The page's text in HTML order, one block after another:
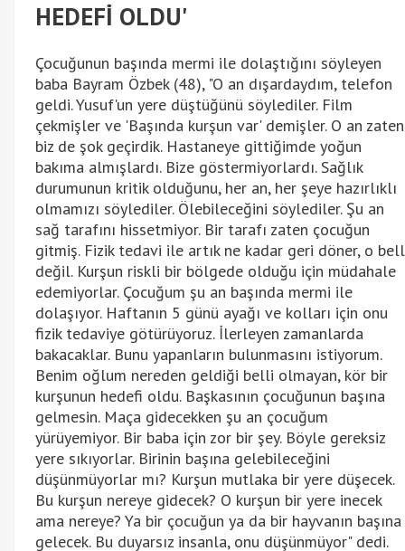
HEDEFİ OLDU'
Çocuğunun başında mermi ile dolaştığını söyleyen
baba Bayram Özbek (48), "O an dışardaydım, telefon
geldi. Yusuf'un yere düştüğünü söylediler. Film
çekmişler ve 'Başında kurşun var' demişler. O an zaten
biz de şok geçirdik. Hastaneye gittiğimde yoğun
bakıma almışlardı. Bize göstermiyorlardı. Sağlık
durumunun kritik olduğunu, her an, her şeye hazırlıklı
olmamızı söylediler. Ölebileceğini söylediler. Şu an
sağ tarafını hissetmiyor. Bir tarafı zaten çocuğun
gitmiş. Fizik tedavi ile artık ne kadar geri döner, o
değil. Kurşun riskli bir bölgede olduğu için müdahale
edemiyorlar. Çocuğum şu an başında mermi ile
dolaşıyor. Haftanın 5 günü ayağı ve kolları için onu
fizik tedaviye götürüyoruz. İlerleyen zamanlarda
bakacaklar. Bunu yapanların bulunmasını istiyorum.
Benim oğlum nereden geldiği belli olmayan, kör bir
kurşunun hedefi oldu. Başkasının çocuğunun başına
gelmesin. Maça gidecekken şu an çocuğum
yürüyemiyor. Bir baba için zor bir şey. Böyle gereksiz
yere sıkıyorlar. Birinin başına gelebileceğini
düşünmüyorlar mı? Kurşun mutlaka bir yere düşecek.
Bu kurşun nereye gidecek? O kurşun bir yere inecek
ama nereye? Ya bir çocuğun ya da bir hayvanın başına
gelecek. Bu duyarsız insanla, onu düşünmüyor" dedi.